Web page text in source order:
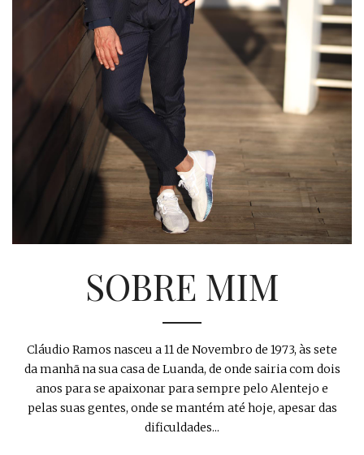
SOBRE MIM
Cláudio Ramos nasceu a 11 de Novembro de 1973, às sete
da manhã na sua casa de Luanda, de onde sairia com dois
anos para se apaixonar para sempre pelo Alentejo e
pelas suas gentes, onde se mantém até hoje, apesar das
dificuldades...